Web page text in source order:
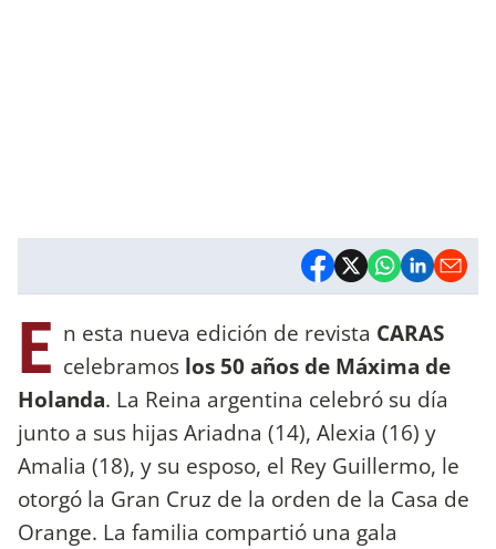
E n esta nueva edición de revista CARAS
celebramos los 50 años de Máxima de
Holanda. La Reina argentina celebró su día
junto a sus hijas Ariadna (14), Alexia (16) y
Amalia (18), y su esposo, el Rey Guillermo, le
otorgó la Gran Cruz de la orden de la Casa de
Orange. La familia compartió una gala